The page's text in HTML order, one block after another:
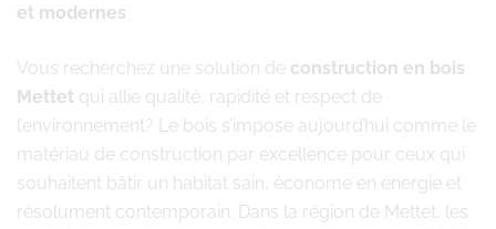
et modernes
Vous recherchez une solution de construction en bois
Mettet qui allie qualité, rapidité et respect de
l’environnement? Le bois s’impose aujourd’hui comme le
matériau de construction par excellence pour ceux qui
souhaitent bâtir un habitat sain, économe en énergie et
résolument contemporain. Dans la région de Mettet, les